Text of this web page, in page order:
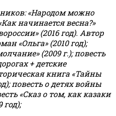
«Народом можно
начинается весна?»
(2016 год). Автор
«Ольга» (2010 год);
(2009 г.); повесть
+ детские
книга «Тайны
повесть о детях войны
«Сказ о том, как казаки
год);